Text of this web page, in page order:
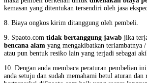
kemasan yang ditentukan tersendiri oleh jasa
8. Biaya ongkos kirim ditanggung oleh pembeli.
9. Spaoto.com tidak bertanggung jawab jika
bencana alam yang mengakibatkan terlambatnya
atau pun bentuk resiko lain yang terjadi sebagai
10. Dengan anda membaca peraturan pembelian
anda setuju dan sudah memahami betul aturan